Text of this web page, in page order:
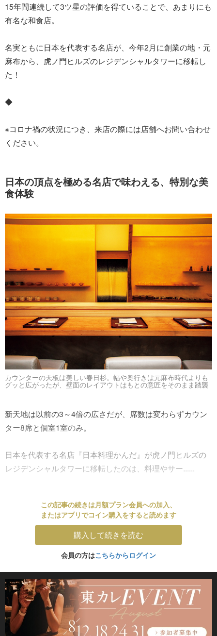
15年間連続して3ツ星の評価を得ていることで、あまりにも
有名な和食店。
名実ともに日本を代表する名店が、今年2月に創業の地・元
麻布から、虎ノ門ヒルズのレジデンシャルタワーに移転し
た！
◆
※コロナ禍の状況につき、来店の際には店舗へお問い合わせ
ください。
日本の頂点を極める名店で味わえる、特別な美
食体験
カウンターの天板は美しい春日杉。幅や奥行きは元麻布時代よりも
グッと広がったが、壁面のレイアウトはもとの意匠をそのまま踏襲
新天地は以前の3～4倍の広さだが、席数は変わらずカウン
ター8席と個室1室のみ。
日本を代表する名店『日本料理かんだ』が虎ノ門ヒルズの
レジデンシャルタワーに移転したのは、料理やサー......
この記事の続きは月額プラン会員への加入、
またはアプリでコイン購入をすると読めます
購入して続きを読む
会員の方はこちらからログイン